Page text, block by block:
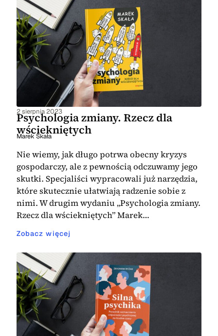
2 sierpnia 2023
Psychologia zmiany. Rzecz dla
wściekniętych
Marek Skała
Nie wiemy, jak długo potrwa obecny kryzys
gospodarczy, ale z pewnością odczuwamy jego
skutki. Specjaliści wypracowali już narzędzia,
które skutecznie ułatwiają radzenie sobie z
nimi. W drugim wydaniu „Psychologia zmiany.
Rzecz dla wściekniętych” Marek…
Zobacz więcej